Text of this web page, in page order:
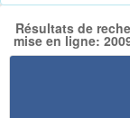
Résultats de
mise en ligne: